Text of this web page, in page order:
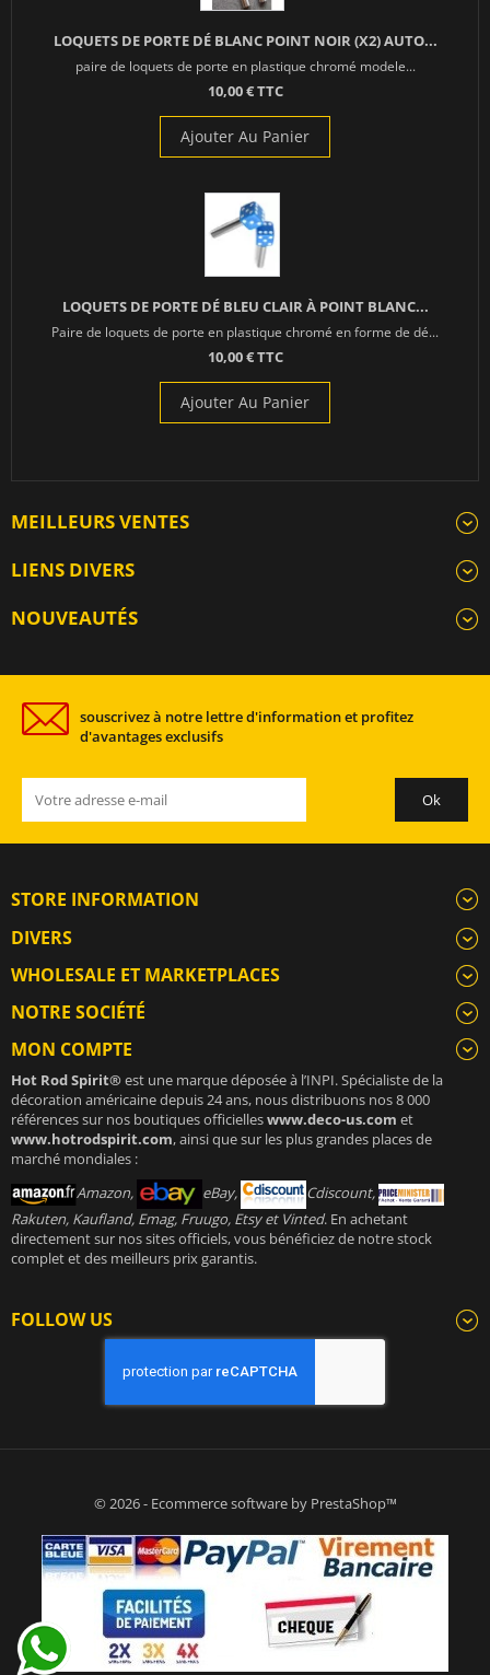
LOQUETS DE PORTE DÉ BLANC POINT NOIR (X2) AUTO...
paire de loquets de porte en plastique chromé modele...
10,00 € TTC
Ajouter Au Panier
LOQUETS DE PORTE DÉ BLEU CLAIR À POINT BLANC...
Paire de loquets de porte en plastique chromé en forme de dé...
10,00 € TTC
Ajouter Au Panier
MEILLEURS VENTES
LIENS DIVERS
NOUVEAUTÉS
souscrivez à notre lettre d'information et profitez
d'avantages exclusifs
STORE INFORMATION
DIVERS
WHOLESALE ET MARKETPLACES
NOTRE SOCIÉTÉ
MON COMPTE
Hot Rod Spirit®est une marque déposée à l’INPI. Spécialiste de la
décoration américaine depuis 24 ans, nous distribuons nos 8 000
références sur nos boutiques officielleswww.deco-us.com et
www.hotrodspirit.com, ainsi que sur les plus grandes places de
marché mondiales :
Amazon,
eBay,
Cdiscount,
Rakuten, Kaufland, Emag, Fruugo, Etsy et Vinted. En achetant
directement sur nos sites officiels, vous bénéficiez de notre stock
complet et des meilleurs prix garantis.
FOLLOW US
© 2026 - Ecommerce software by PrestaShop™